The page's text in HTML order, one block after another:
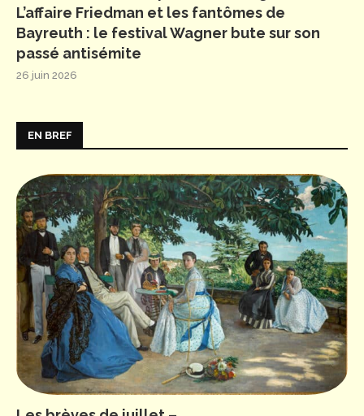
L’affaire Friedman et les fantômes de
Bayreuth : le festival Wagner bute sur son
passé antisémite
26 juin 2026
EN BREF